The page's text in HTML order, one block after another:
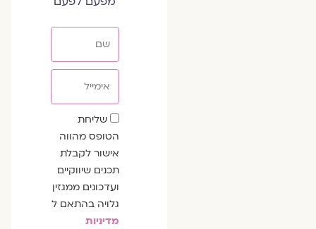
שדה
הסכמה
שליחת
הטופס מהווה
אישור לקבלת
תכנים שיווקיים
ועדכונים ממגזין
גלויה בהתאם ל
מדיניות